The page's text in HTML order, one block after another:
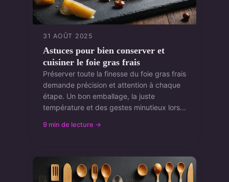
31 AOÛT 2025
Astuces pour bien conserver et
cuisiner le foie gras frais
Préserver toute la finesse du foie gras frais
demande précision et attention à chaque
étape. Un bon emballage, la juste
température et des gestes minutieux lors...
9 min de lecture →